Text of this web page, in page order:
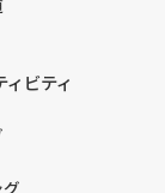
ビティ